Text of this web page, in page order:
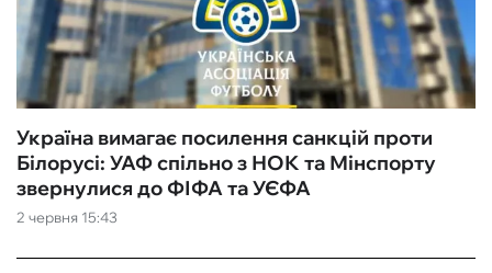
2 червня 15:43
Україна вимагає посилення санкцій проти
Білорусі: УАФ спільно з НОК та Мінспорту
звернулися до ФІФА та УЄФА